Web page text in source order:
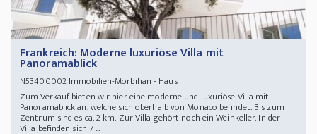
Frankreich: Moderne luxuriöse Villa mit
Panoramablick
N53400002Immobilien-Morbihan - Haus
Zum Verkauf bieten wir hier eine moderne und luxuriöse Villa mit
Panoramablick an, welche sich oberhalb von Monaco befindet. Bis zum
Zentrum sind es ca. 2 km. Zur Villa gehört noch ein Weinkeller. In der
Villa befinden sich 7 ...